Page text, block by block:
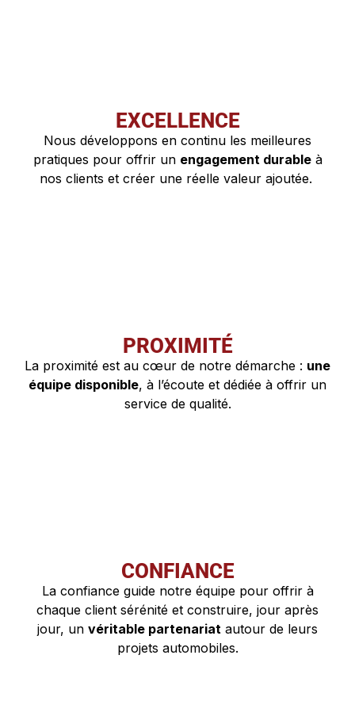
EXCELLENCE
Nous développons en continu les meilleures
pratiques pour offrir un engagement durableà
nos clients et créer une réelle valeur ajoutée.
PROXIMITÉ
La proximité est au cœur de notre démarche : une
équipe disponible, à l’écoute et dédiée à offrir un
service de qualité.
CONFIANCE
La confiance guide notre équipe pour offrir à
chaque client sérénité et construire, jour après
jour, un véritable partenariat autour de leurs
projets automobiles.